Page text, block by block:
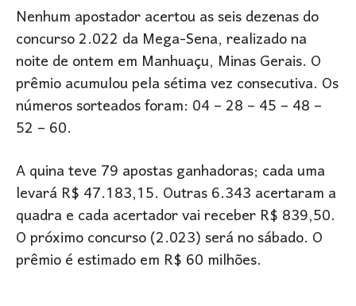
Nenhum apostador acertou as seis dezenas do
concurso 2.022 da Mega-Sena, realizado na
noite de ontem em Manhuaçu, Minas Gerais. O
prêmio acumulou pela sétima vez consecutiva. Os
números sorteados foram: 04 – 28 – 45 – 48 –
52 – 60.
A quina teve 79 apostas ganhadoras; cada uma
levará R$ 47.183,15. Outras 6.343 acertaram a
quadra e cada acertador vai receber R$ 839,50.
O próximo concurso (2.023) será no sábado. O
prêmio é estimado em R$ 60 milhões.